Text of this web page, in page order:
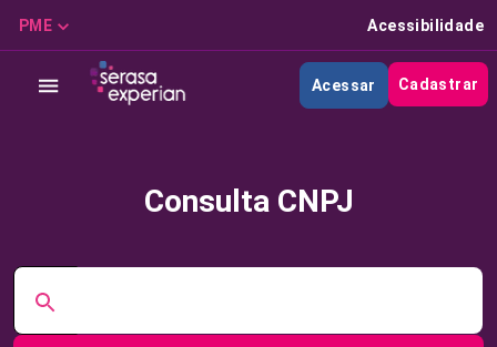
PME Acessibilidade
Acessar Cadastrar
Consulta CNPJ